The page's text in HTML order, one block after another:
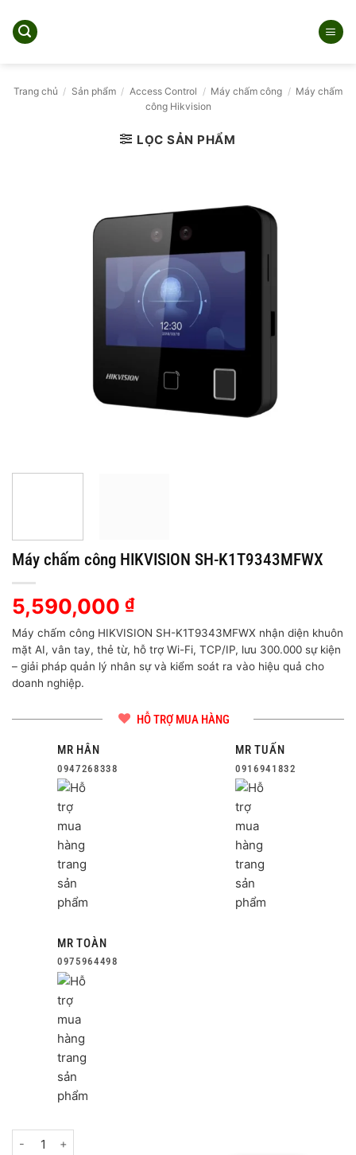
qua
Trang chủ / Sản phẩm / Access Control / Máy chấm công / Máy chấm
công Hikvision
LỌC SẢN PHẨM
Máy chấm công HIKVISION SH-K1T9343MFWX
5,590,000 ₫
Máy chấm công HIKVISION SH-K1T9343MFWX nhận diện khuôn
mặt AI, vân tay, thẻ từ, hỗ trợ Wi-Fi, TCP/IP, lưu 300.000 sự kiện
– giải pháp quản lý nhân sự và kiểm soát ra vào hiệu quả cho
doanh nghiệp.
HỖ TRỢ MUA HÀNG
MR HÂN
0947268338
MR TUẤN
0916941832
MR TOÀN
0975964498